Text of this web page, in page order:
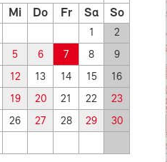
Mi Do Fr Sa So
1 2
5 6 7 8 9
12 13 14 15 16
19 20 21 22 23
26 27 28 29 30